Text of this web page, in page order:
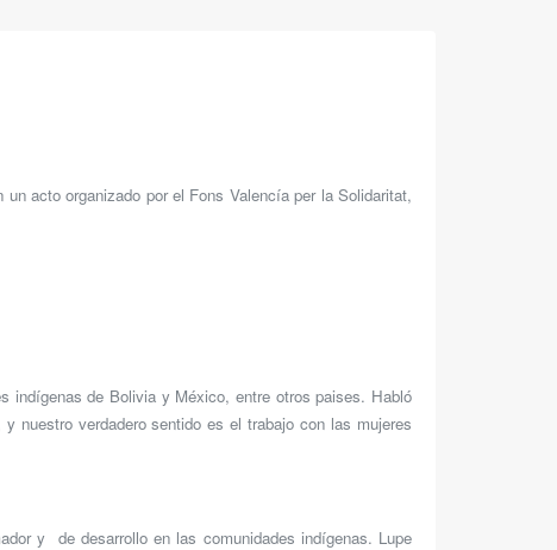
acto organizado por el Fons Valencía per la Solidaritat,
indígenas de Bolivia y México, entre otros paises. Habló
nuestro verdadero sentido es el trabajo con las mujeres
y de desarrollo en las comunidades indígenas. Lupe